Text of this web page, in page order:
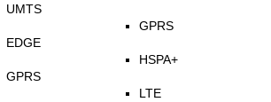
UMTS
EDGE
GPRS
GPRS
HSPA+
LTE